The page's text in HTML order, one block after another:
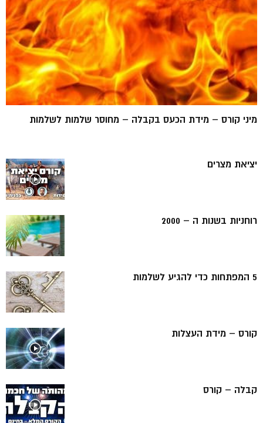
מיני קורס – מידת הכעס בקבלה – מחוסר שלמות לשלמות
יציאת מצרים
רוחניות בשנות ה – 2000
5 המפתחות כדי להגיע לשלמות
קורס – מידת העצלות
קבלה – קורס